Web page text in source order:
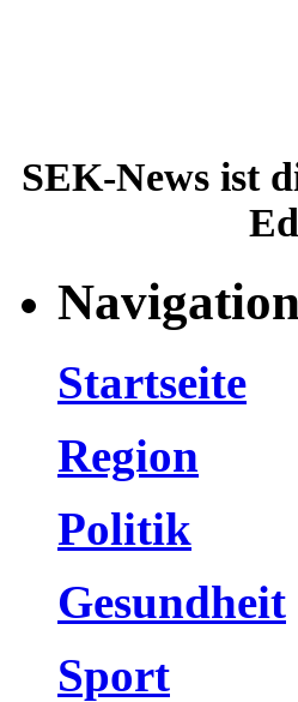
SEK-News ist
Startseite
Region
Politik
Gesundheit
Sport